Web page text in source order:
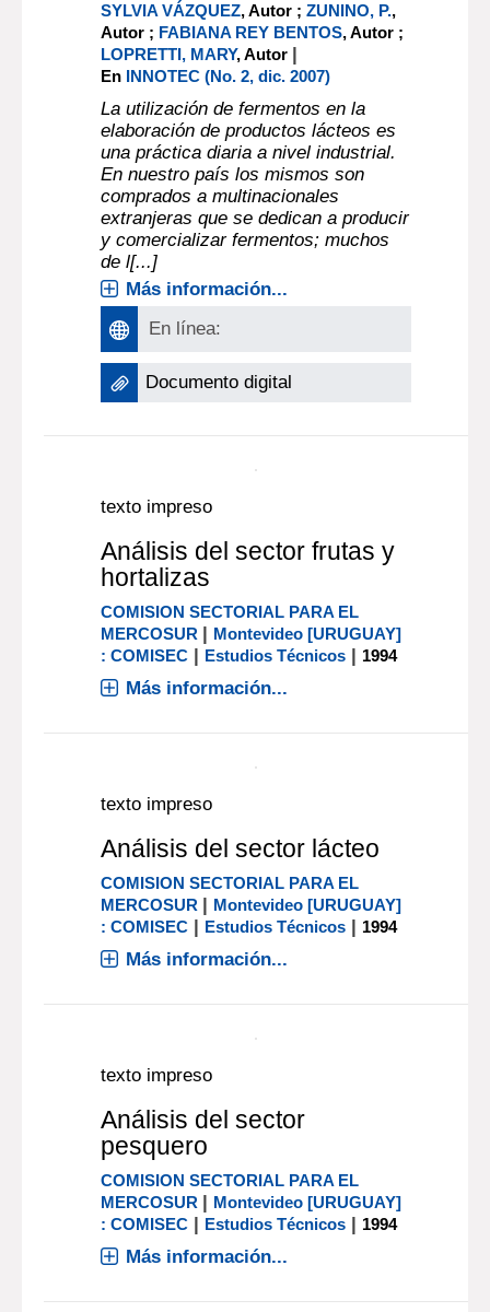
VAILLANT, MARCEL |Montevideo
[URUGUAY] : CEPAL|1992
Más información...
Article : documento electrónico
Aislamiento y
caracterización de cepas
nativas de Lactobacillus
spp. para su uso como
probióticos en la industria
láctea
SYLVIA VÁZQUEZ
|
INNOTEC (No. 2, dic. 2007)
La utilización de fermentos en la
elaboración de productos lácteos es
una práctica diaria a nivel industrial.
En nuestro país los mismos son
comprados a multinacionales
extranjeras que se dedican a producir
y comercializar fermentos; muchos
de l[...]
Más información...
Documento digital
texto impreso
Análisis del sector frutas y
hortalizas
COMISION SECTORIAL PARA EL
Estudios Técnicos
Más información...
texto impreso
Análisis del sector lácteo